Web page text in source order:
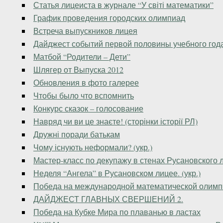
Статья лицеиста в журнале “У світі математики”
График проведения городских олимпиад
Встреча выпускников лицея
Дайджест событий первой половины учебного
Матбой “Родители – Дети”
Шлягер от Выпуска 2012
Обновления в фото галерее
Чтобы было что вспомнить
Конкурс сказок – голосование
Навряд чи ви це знаєте! (сторінки історії РЛ)
Дружні поради батькам
Чому існують неформали? (укр.)
Мастер-класс по декупажу в стенах Русановского
Неделя “Ангела” в Русановском лицее. (укр.)
Победа на международной математической
ДАЙДЖЕСТ ГЛАВНЫХ СВЕРШЕНИЙ 2.
Победа на Кубке Мира по плаванью в ластах